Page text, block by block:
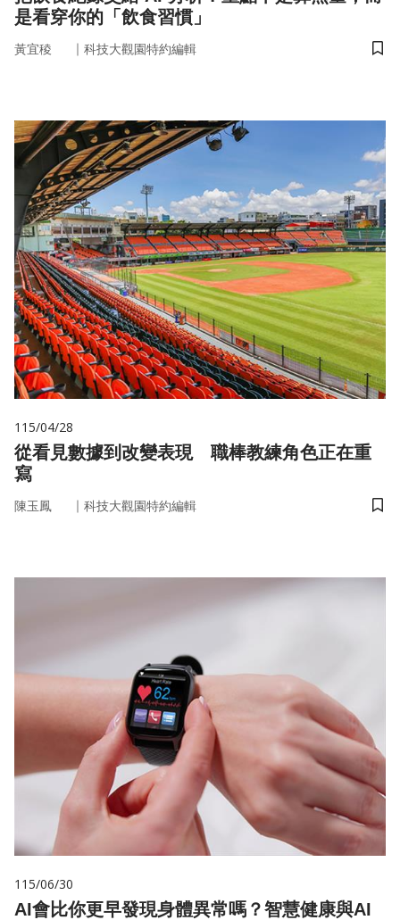
是看穿你的「飲食習慣」
黃宜稜 ｜ 科技大觀園特約編輯
儲
115/04/28
從看見數據到改變表現 職棒教練角色正在重
寫
陳玉鳳 ｜ 科技大觀園特約編輯
儲
115/06/30
AI會比你更早發現身體異常嗎？智慧健康與AI